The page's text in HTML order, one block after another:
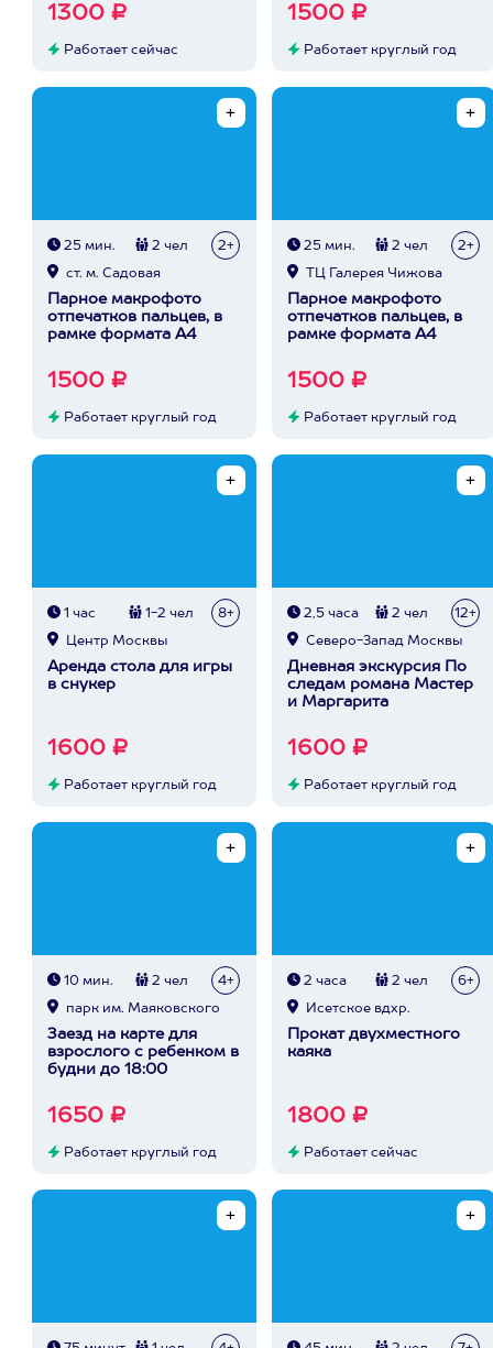
1300 ₽
Работает сейчас
1500 ₽
Работает круглый год
25 мин. 2 чел 2+
ст. м. Садовая
Парное макрофото
отпечатков пальцев, в
рамке формата А4
1500 ₽
Работает круглый год
25 мин. 2 чел 2+
ТЦ Галерея Чижова
Парное макрофото
отпечатков пальцев, в
рамке формата А4
1500 ₽
Работает круглый год
1 час 1-2 чел 8+
Центр Москвы
Аренда стола для игры
в снукер
1600 ₽
Работает круглый год
2,5 часа 2 чел 12+
Северо-Запад Москвы
Дневная экскурсия По
следам романа Мастер
и Маргарита
1600 ₽
Работает круглый год
10 мин. 2 чел 4+
парк им. Маяковского
Заезд на карте для
взрослого с ребенком в
будни до 18:00
1650 ₽
Работает круглый год
2 часа 2 чел 6+
Исетское вдхр.
Прокат двухместного
каяка
1800 ₽
Работает сейчас